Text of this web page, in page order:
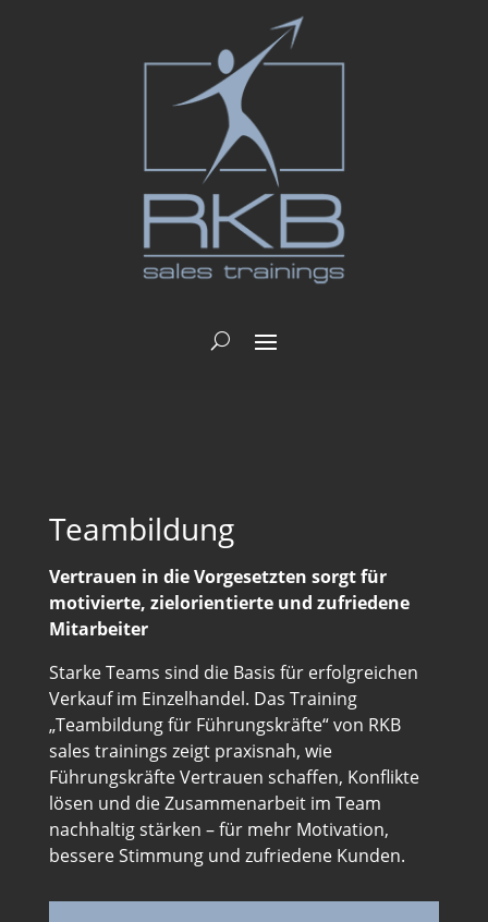
Teambildung
Vertrauen in die Vorgesetzten sorgt für
motivierte, zielorientierte und zufriedene
Mitarbeiter
Starke Teams sind die Basis für erfolgreichen
Verkauf im Einzelhandel. Das Training
„Teambildung für Führungskräfte“ von RKB
sales trainings zeigt praxisnah, wie
Führungskräfte Vertrauen schaffen, Konflikte
lösen und die Zusammenarbeit im Team
nachhaltig stärken – für mehr Motivation,
bessere Stimmung und zufriedene Kunden.